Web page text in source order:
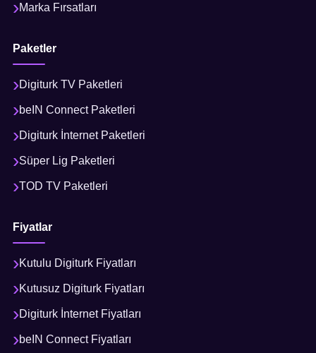
Marka Fırsatları
Paketler
Digiturk TV Paketleri
beIN Connect Paketleri
Digiturk İnternet Paketleri
Süper Lig Paketleri
TOD TV Paketleri
Fiyatlar
Kutulu Digiturk Fiyatları
Kutusuz Digiturk Fiyatları
Digiturk İnternet Fiyatları
beIN Connect Fiyatları